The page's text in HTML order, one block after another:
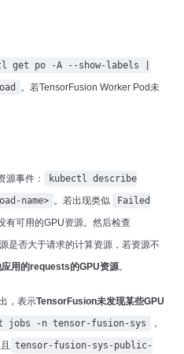
get po -A --show-labels |
。若TensorFusion Worker Pod未
源事件：
kubectl describe
name> 。若出现类似
Failed
有可用的GPU资源。然后检查
是否大于请求的计算资源，若资源不
用的requests的GPU资源。
，表示TensorFusion未发现某些GPU
jobs -n tensor-fusion-sys
，
tensor-fusion-sys-public-